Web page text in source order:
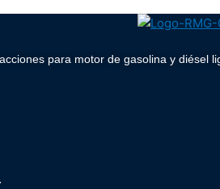
para motor de gasolina y